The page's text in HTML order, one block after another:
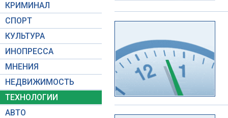
КРИМИНАЛ
СПОРТ
КУЛЬТУРА
ИНОПРЕССА
МНЕНИЯ
НЕДВИЖИМОСТЬ
ТЕХНОЛОГИИ
АВТО